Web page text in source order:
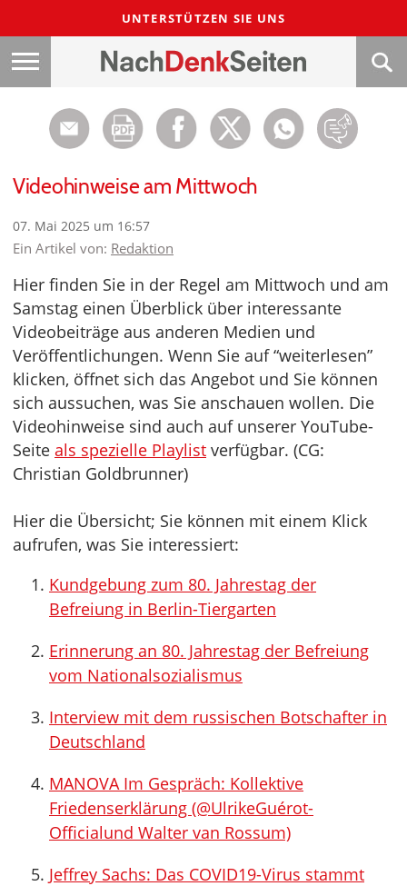
UNTERSTÜTZEN SIE UNS
Videohinweise am Mittwoch
07. Mai 2025 um 16:57
Ein Artikel von: Redaktion
Hier finden Sie in der Regel am Mittwoch und am
Samstag einen Überblick über interessante
Videobeiträge aus anderen Medien und
Veröffentlichungen. Wenn Sie auf “weiterlesen”
klicken, öffnet sich das Angebot und Sie können
sich aussuchen, was Sie anschauen wollen. Die
Videohinweise sind auch auf unserer YouTube-
Seite als spezielle Playlist verfügbar. (CG:
Christian Goldbrunner)
Hier die Übersicht; Sie können mit einem Klick
aufrufen, was Sie interessiert:
Kundgebung zum 80. Jahrestag der
Befreiung in Berlin-Tiergarten
Erinnerung an 80. Jahrestag der Befreiung
vom Nationalsozialismus
Interview mit dem russischen Botschafter in
Deutschland
MANOVA Im Gespräch: Kollektive
Friedenserklärung (@UlrikeGuérot-
Officialund Walter van Rossum)
Jeffrey Sachs: Das COVID19-Virus stammt